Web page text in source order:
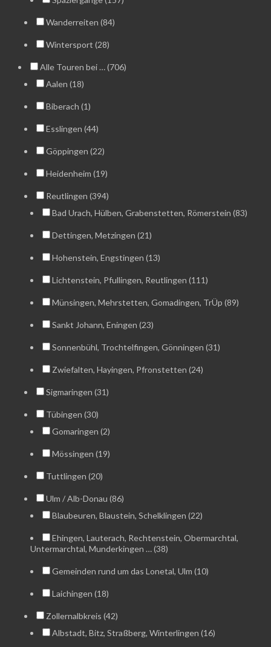
Wanderreiten (84)
Wintersport (28)
Alle Touren bei … (706)
Aalen (18)
Biberach (1)
Esslingen (44)
Göppingen (22)
Heidenheim (19)
Reutlingen (394)
Bad Urach, Hülben, Grabenstetten, Römerstein (83)
Dettingen, Metzingen (21)
Hohenstein, Engstingen (13)
Lichtenstein, Pfullingen, Reutlingen (111)
Münsingen, Mehrstetten, Gomadingen, TrÜp (89)
Sankt Johann, Eningen (23)
Sonnenbühl, Trochtelfingen, Gönningen (31)
Zwiefalten, Hayingen, Pfronstetten (24)
Sigmaringen (31)
Tübingen (30)
Gomaringen (2)
Mössingen (19)
Tuttlingen (20)
Ulm / Alb-Donau (86)
Blaubeuren, Blaustein, Schelklingen (22)
Ehingen, Lauterach, Rechtenstein, Obermarchtal,
Untermarchtal, Munderkingen … (38)
Gemeinden rund um das Lonetal, Ulm (10)
Laichingen (18)
Zollernalbkreis (42)
Albstadt, Bitz, Straßberg, Winterlingen (16)